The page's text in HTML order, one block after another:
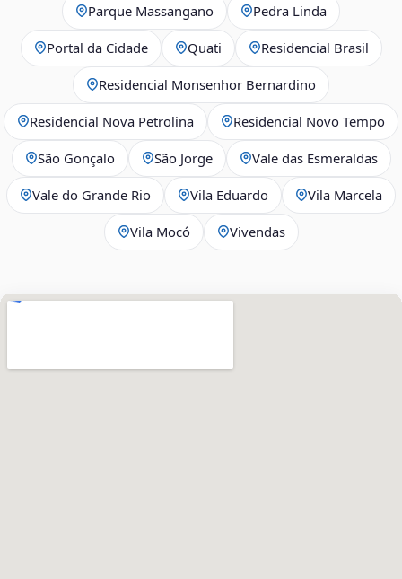
Parque Massangano Pedra Linda
Portal da Cidade Quati Residencial Brasil
Residencial Monsenhor Bernardino
Residencial Nova Petrolina Residencial Novo Tempo
São Gonçalo São Jorge Vale das Esmeraldas
Vale do Grande Rio Vila Eduardo Vila Marcela
Vila Mocó Vivendas